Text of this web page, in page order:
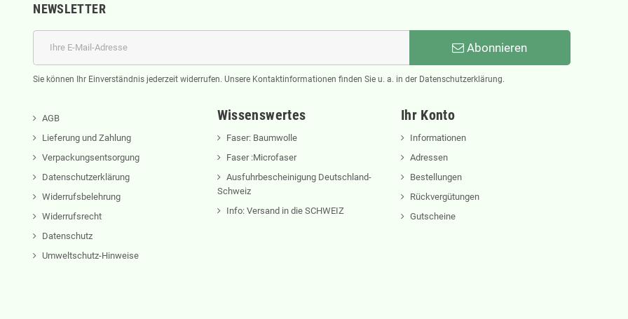
NEWSLETTER
Abonnieren
Sie können Ihr Einverständnis jederzeit widerrufen. Unsere Kontaktinformationen finden Sie u. a. in der Datenschutzerklärung.
AGB
Lieferung und Zahlung
Verpackungsentsorgung
Datenschutzerklärung
Widerrufsbelehrung
Widerrufsrecht
Datenschutz
Umweltschutz-Hinweise
Wissenswertes
Faser: Baumwolle
Faser :Microfaser
Ausfuhrbescheinigung Deutschland-
Schweiz
Info: Versand in die SCHWEIZ
Ihr Konto
Informationen
Adressen
Bestellungen
Rückvergütungen
Gutscheine